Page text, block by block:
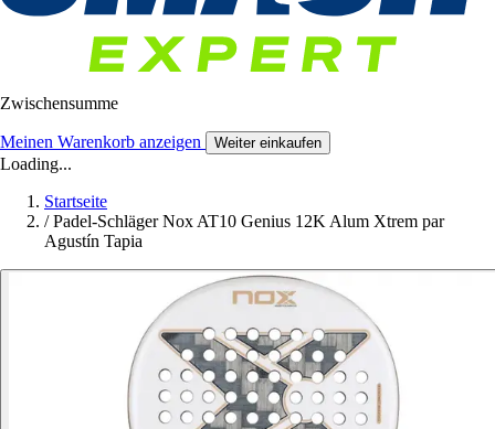
Zwischensumme
Meinen Warenkorb anzeigen Weiter einkaufen
Loading...
Startseite
/ Padel-Schläger Nox AT10 Genius 12K Alum Xtrem par
Agustín Tapia